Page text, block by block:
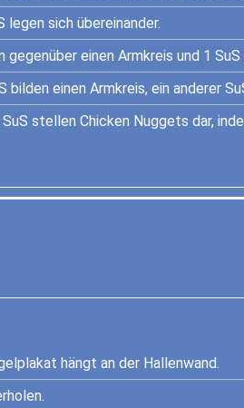
legen sich übereinander.
gegenüber einen Armkreis und 1
bilden einen Armkreis, ein anderer
stellen Chicken Nuggets dar,
hängt an der Hallenwand.